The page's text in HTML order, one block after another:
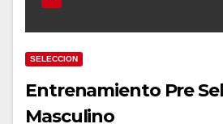
SELECCION
Entrenamiento Pre
Masculino